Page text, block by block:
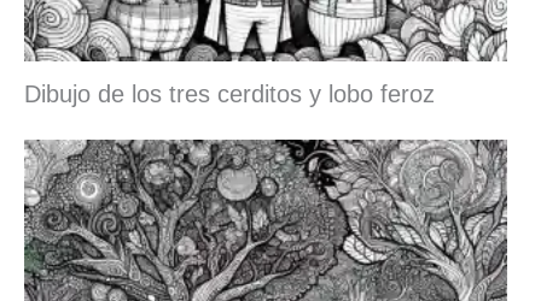
Dibujo de los tres cerditos y lobo feroz